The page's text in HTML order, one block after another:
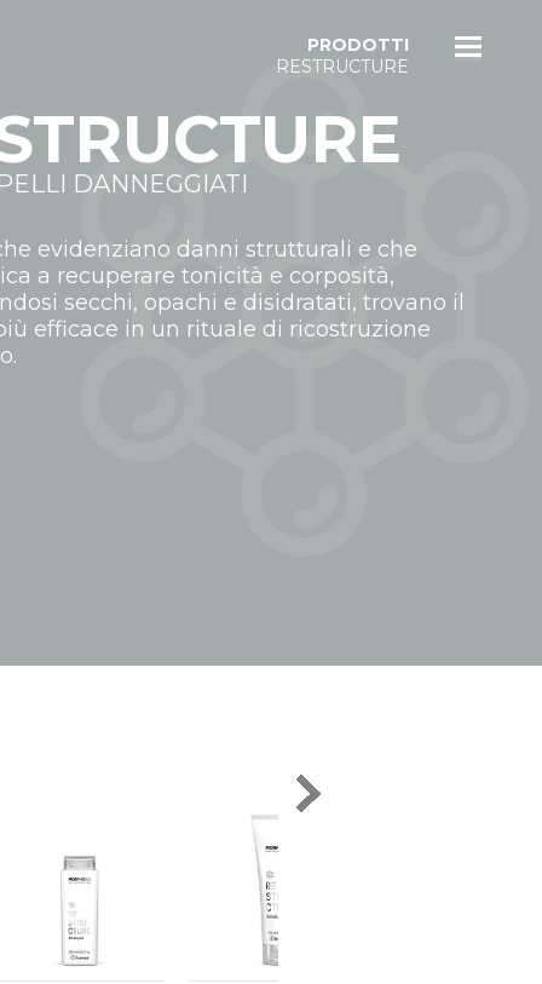
PRODOTTI
RESTRUCTURE
DANNEGGIATI
evidenziano danni strutturali e che
a recuperare tonicità e corposità,
secchi, opachi e disidratati, trovano il
efficace in un rituale di ricostruzione